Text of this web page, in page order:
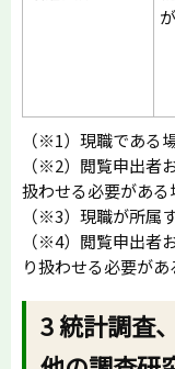
（※1）現職である
（※2）閲覧申出者
扱わせる必要がある
（※3）現職が所属
（※4）閲覧申出者
り扱わせる必要が
3 統計調査